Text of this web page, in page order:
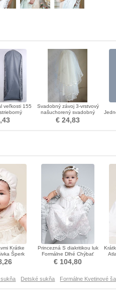
veľkosti 155
svadobný
na prach
Svadobný závoj 3-vrstvový
našuchorený svadobný
perlový závoj svadobný
krátky závoj
€ 24,83
Krátke
Šperk
šaty
Princezná S diakritikou luk
Formálne Dlhé Chýbať
Otroške obleko
€ 104,80
Detské sukňa Formálne Kvetinové